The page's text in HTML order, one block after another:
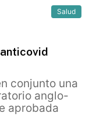
Salud
conjunto una
anglo-
aprobada